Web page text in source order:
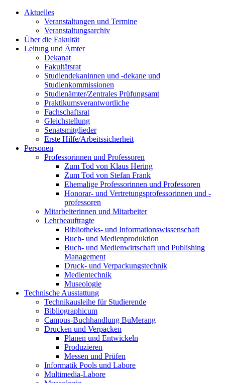
Aktuelles
Veranstaltungen und Termine
Veranstaltungsarchiv
Über die Fakultät
Leitung und Ämter
Dekanat
Fakultätsrat
Studiendekaninnen und -dekane und
Studienkommissionen
Studienämter/Zentrales Prüfungsamt
Praktikumsverantwortliche
Fachschaftsrat
Gleichstellung
Senatsmitglieder
Erste Hilfe/Arbeitssicherheit
Personen
Professorinnen und Professoren
Zum Tod von Klaus Hering
Zum Tod von Stefan Frank
Ehemalige Professorinnen und Professoren
Honorar- und Vertretungsprofessorinnen und -
professoren
Mitarbeiterinnen und Mitarbeiter
Lehrbeauftragte
Bibliotheks- und Informationswissenschaft
Buch- und Medienproduktion
Buch- und Medienwirtschaft und Publishing
Management
Druck- und Verpackungstechnik
Medientechnik
Museologie
Technische Ausstattung
Technikausleihe für Studierende
Bibliographicum
Campus-Buchhandlung BuMerang
Drucken und Verpacken
Planen und Entwickeln
Produzieren
Messen und Prüfen
Informatik Pools und Labore
Multimedia-Labore